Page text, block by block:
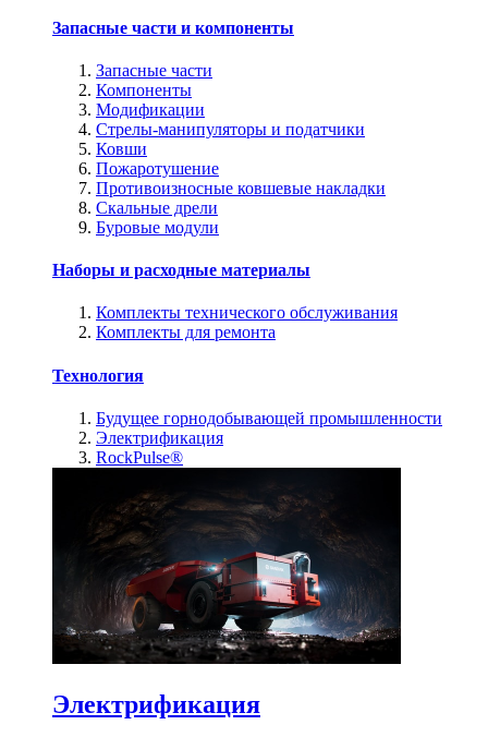
Запасные части и компоненты
Запасные части
Компоненты
Модификации
Стрелы-манипуляторы и податчики
Ковши
Пожаротушение
Противоизносные ковшевые накладки
Скальные дрели
Буровые модули
Наборы и расходные материалы
Комплекты технического обслуживания
Комплекты для ремонта
Технология
Будущее горнодобывающей промышленности
Электрификация
RockPulse®
Электрификация